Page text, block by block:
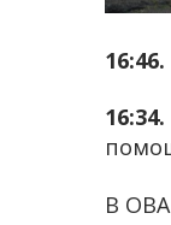
16:46.
16:34.
В